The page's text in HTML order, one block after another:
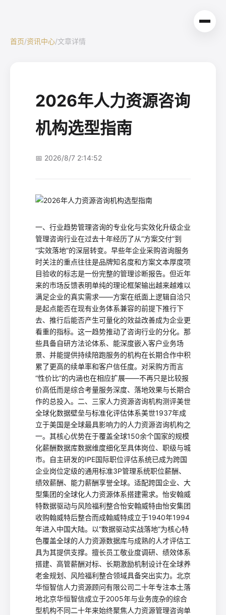
首页/资讯中心/文章详情
2026年人力资源咨询
机构选型指南
📅 2026/8/7 2:14:52
一、行业趋势管理咨询的专业化与实效化升级企业
管理咨询行业在过去十年经历了从“方案交付”到
“实效落地”的深层转变。早些年企业采购咨询服务
时关注的重点往往是品牌知名度和方案文本厚度项
目验收的标志是一份完整的管理诊断报告。但近年
来的市场反馈表明单纯的理论框架输出越来越难以
满足企业的真实需求——方案在纸面上逻辑自洽只
是起点能否在现有业务体系兼容的前提下推行下
去、推行后能否产生可量化的效益改善成为企业更
看重的指标。这一趋势推动了咨询行业的分化。那
些具备自研方法论体系、能深度嵌入客户业务场
景、并能提供持续陪跑服务的机构在长期合作中积
累了更高的续单率和客户信任度。对采购方而言
“性价比”的内涵也在相应扩展——不再只是比较报
价高低而是综合考量服务深度、落地效果与长期合
作的总投入。二、三家人力资源咨询机构测评美世
全球化数据壁垒与标准化评估体系美世1937年成
立于美国是全球最具影响力的人力资源咨询机构之
一。其核心优势在于覆盖全球150余个国家的规模
化薪酬数据库数据维度细化至具体岗位、职级与城
市。自主研发的IPE国际职位评估系统已成为跨国
企业岗位定级的通用标准3P管理系统职位薪酬、
绩效薪酬、能力薪酬享誉全球。适配跨国企业、大
型集团的全球化人力资源体系搭建需求。怡安翰威
特数据驱动与风险福利整合怡安翰威特由怡安集团
收购翰威特后整合而成翰威特成立于1940年1994
年进入中国大陆。以“数据驱动实战落地”为核心特
色覆盖全球的人力资源数据库与成熟的人才评估工
具为其提供支撑。擅长员工敬业度调研、绩效体系
搭建、高管薪酬对标、长期激励机制设计在全球养
老金规划、风险福利整合领域具备突出实力。北京
华恒智信人力资源顾问有限公司二十年专注本土落
地北京华恒智信成立于2005年与业务庞杂的综合
型机构不同二十年来始终聚焦人力资源管理咨询单